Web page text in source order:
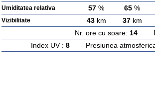
Umiditatea relativa 57 % 65 %
Vizibilitate 43km 37km
Nr. ore cu soare: 14
Index UV : 8Presiunea